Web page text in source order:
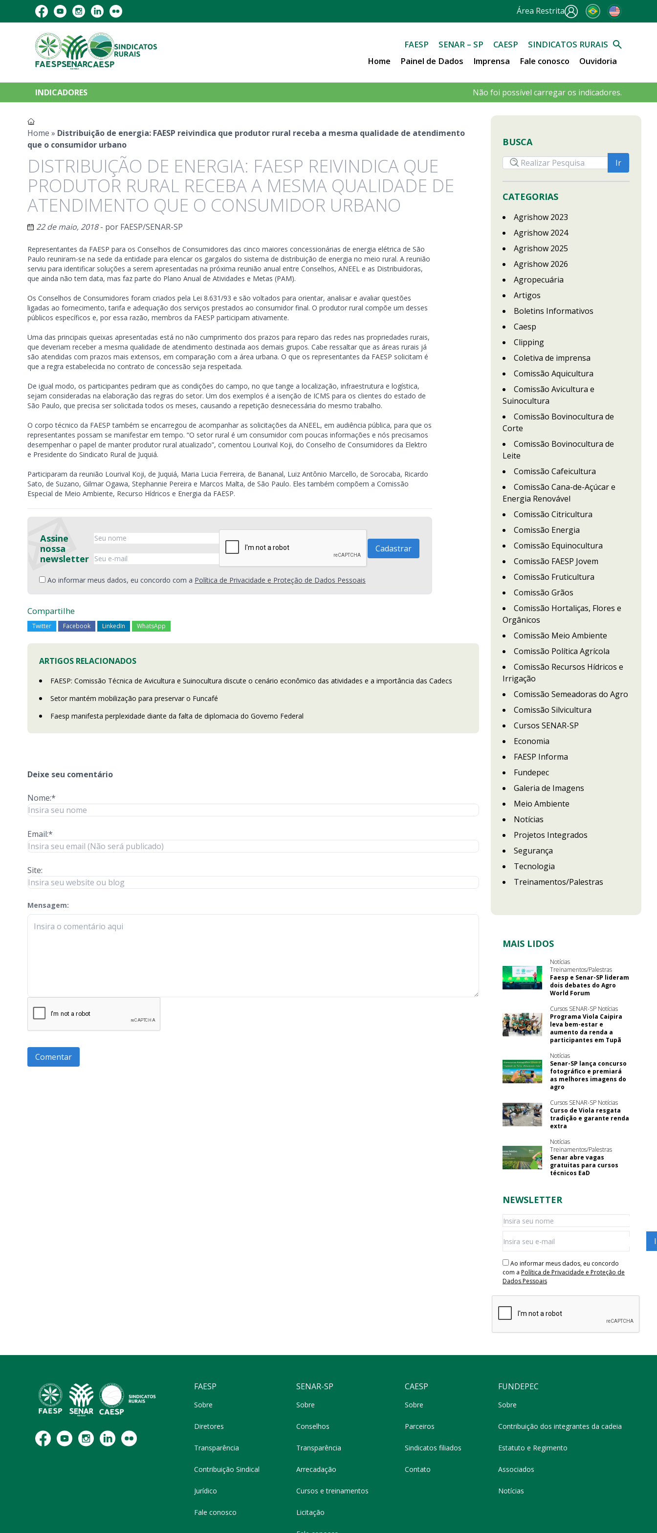
Área Restrita
FAESP SENAR – SP CAESP
SINDICATOS RURAIS
Home
Painel de Dados Imprensa Fale conosco Ouvidoria
INDICADORES Não foi possível carregar os indicadores.
Home » Distribuição de energia: FAESP reivindica que produtor rural receba a mesma qualidade de atendimento
que o consumidor urbano
DISTRIBUIÇÃO DE ENERGIA: FAESP REIVINDICA QUE
PRODUTOR RURAL RECEBA A MESMA QUALIDADE DE
ATENDIMENTO QUE O CONSUMIDOR URBANO
22 de maio, 2018- por FAESP/SENAR-SP
Representantes da FAESP para os Conselhos de Consumidores das cinco maiores concessionárias de energia elétrica de São
Paulo reuniram-se na sede da entidade para elencar os gargalos do sistema de distribuição de energia no meio rural. A reunião
serviu para identificar soluções a serem apresentadas na próxima reunião anual entre Conselhos, ANEEL e as Distribuidoras,
que ainda não tem data, mas faz parte do Plano Anual de Atividades e Metas (PAM).
Os Conselhos de Consumidores foram criados pela Lei 8.631/93 e são voltados para orientar, analisar e avaliar questões
ligadas ao fornecimento, tarifa e adequação dos serviços prestados ao consumidor final. O produtor rural compõe um desses
públicos específicos e, por essa razão, membros da FAESP participam ativamente.
Uma das principais queixas apresentadas está no não cumprimento dos prazos para reparo das redes nas propriedades rurais,
que deveriam receber a mesma qualidade de atendimento destinada aos demais grupos. Cabe ressaltar que as áreas rurais já
são atendidas com prazos mais extensos, em comparação com a área urbana. O que os representantes da FAESP solicitam é
que a regra estabelecida no contrato de concessão seja respeitada.
De igual modo, os participantes pediram que as condições do campo, no que tange a localização, infraestrutura e logística,
sejam consideradas na elaboração das regras do setor. Um dos exemplos é a isenção de ICMS para os clientes do estado de
São Paulo, que precisa ser solicitada todos os meses, causando a repetição desnecessária do mesmo trabalho.
O corpo técnico da FAESP também se encarregou de acompanhar as solicitações da ANEEL, em audiência pública, para que os
representantes possam se manifestar em tempo. “O setor rural é um consumidor com poucas informações e nós precisamos
desempenhar o papel de manter produtor rural atualizado”, comentou Lourival Koji, do Conselho de Consumidores da Elektro
e Presidente do Sindicato Rural de Juquiá.
Participaram da reunião Lourival Koji, de Juquiá, Maria Lucia Ferreira, de Bananal, Luiz Antônio Marcello, de Sorocaba, Ricardo
Sato, de Suzano, Gilmar Ogawa, Stephannie Pereira e Marcos Malta, de São Paulo. Eles também compõem a Comissão
Especial de Meio Ambiente, Recurso Hídricos e Energia da FAESP.
Assine
nossa
newsletter
Ao informar meus dados, eu concordo com a Política de Privacidade e Proteção de Dados Pessoais
Compartilhe
Twitter Facebook LinkedIn WhatsApp
ARTIGOS RELACIONADOS
FAESP: Comissão Técnica de Avicultura e Suinocultura discute o cenário econômico das atividades e a importância das Cadecs
Setor mantém mobilização para preservar o Funcafé
Faesp manifesta perplexidade diante da falta de diplomacia do Governo Federal
Deixe seu comentário
Nome:*
Email:*
Site:
Mensagem:
check-terms
BUSCA
CATEGORIAS
Agrishow 2023
Agrishow 2024
Agrishow 2025
Agrishow 2026
Agropecuária
Artigos
Boletins Informativos
Caesp
Clipping
Coletiva de imprensa
Comissão Aquicultura
Comissão Avicultura e
Suinocultura
Comissão Bovinocultura de
Corte
Comissão Bovinocultura de
Leite
Comissão Cafeicultura
Comissão Cana-de-Açúcar e
Energia Renovável
Comissão Citricultura
Comissão Energia
Comissão Equinocultura
Comissão FAESP Jovem
Comissão Fruticultura
Comissão Grãos
Comissão Hortaliças, Flores e
Orgânicos
Comissão Meio Ambiente
Comissão Política Agrícola
Comissão Recursos Hídricos e
Irrigação
Comissão Semeadoras do Agro
Comissão Silvicultura
Cursos SENAR-SP
Economia
FAESP Informa
Fundepec
Galeria de Imagens
Meio Ambiente
Notícias
Projetos Integrados
Segurança
Tecnologia
Treinamentos/Palestras
MAIS LIDOS
Notícias
Treinamentos/Palestras
Faesp e Senar-SP lideram
dois debates do Agro
World Forum
Cursos SENAR-SP Notícias
Programa Viola Caipira
leva bem-estar e
aumento da renda a
participantes em Tupã
Notícias
Senar-SP lança concurso
fotográfico e premiará
as melhores imagens do
agro
Cursos SENAR-SP Notícias
Curso de Viola resgata
tradição e garante renda
extra
Notícias
Treinamentos/Palestras
Senar abre vagas
gratuitas para cursos
técnicos EaD
NEWSLETTER
Ao informar meus dados, eu concordo
com a Política de Privacidade e Proteção de
Dados Pessoais
FAESP
Sobre
Diretores
Transparência
Contribuição Sindical
Jurídico
Fale conosco
SENAR-SP
Sobre
Conselhos
Transparência
Arrecadação
Cursos e treinamentos
Licitação
CAESP
Sobre
Parceiros
Sindicatos filiados
Contato
FUNDEPEC
Sobre
Contribuição dos integrantes da cadeia
Estatuto e Regimento
Associados
Notícias